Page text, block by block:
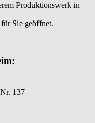
Produktionswerk in
Sie geöffnet.
137